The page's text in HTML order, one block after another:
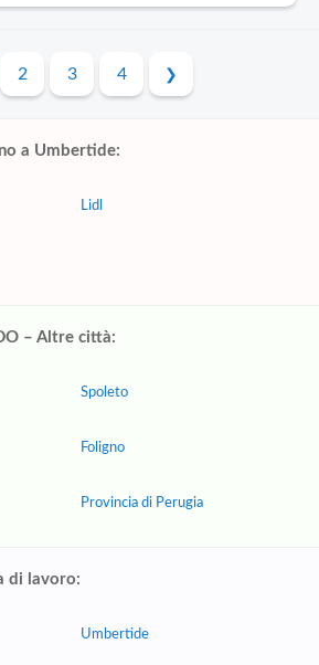
2 3 4
a Umbertide:
Lidl
– Altre città:
Spoleto
Foligno
Provincia di Perugia
di lavoro:
Umbertide